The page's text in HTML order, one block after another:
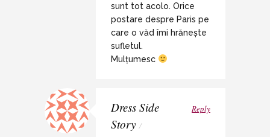
sunt tot acolo. Orice
postare despre Paris pe
care o văd îmi hrănește
sufletul.
Mulțumesc
Dress Side
Story /
Reply